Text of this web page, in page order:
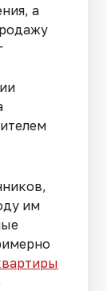
а
им